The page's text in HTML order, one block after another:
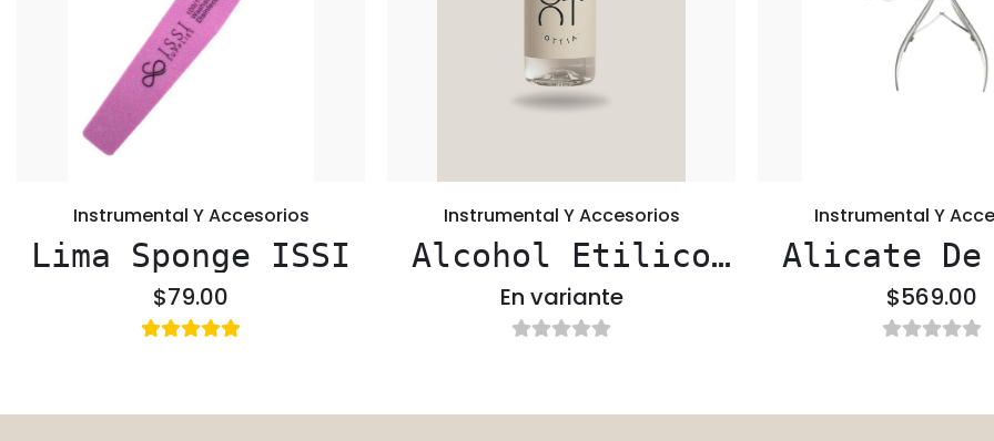
Instrumental Y Accesorios
Lima Sponge ISSI
$79.00
Instrumental Y Accesorios
Alcohol Etilico
%70
En variante
Instrumental Y
Alicate De
$569.00